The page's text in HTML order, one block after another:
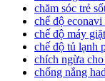
chăm sóc trẻ
chế độ
chế độ máy
chế độ tủ lạnh
chích ngừa
chống nắng